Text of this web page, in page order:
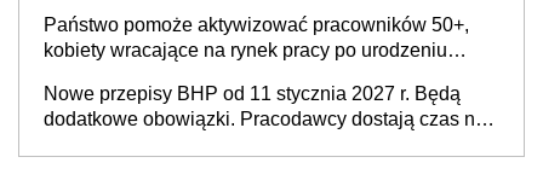
Państwo pomoże aktywizować pracowników 50+,
kobiety wracające na rynek pracy po urodzeniu
neuroatypowe. Powstanie Fundusz na rzecz
Inkluzywności w Zatrudnianiu?
Nowe przepisy BHP od 11 stycznia 2027 r. Będą
dodatkowe obowiązki. Pracodawcy dostają czas na